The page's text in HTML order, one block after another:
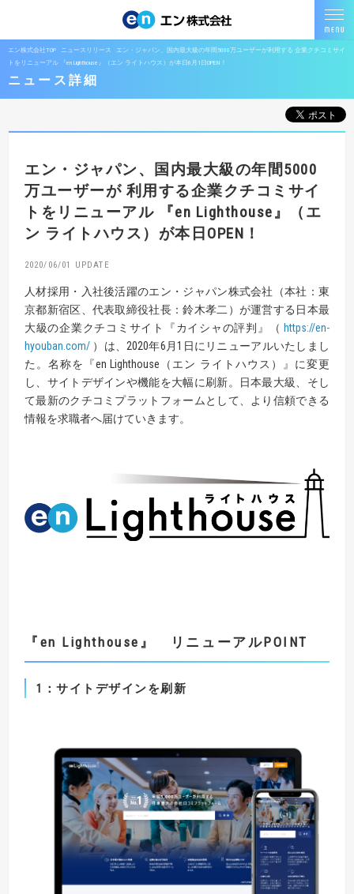
エン株式会社TOP ニュースリリース
エン・ジャパン、国内最大級の年間5000万ユーザーが利用する 企業クチコミサイ
トをリニューアル 『en Lighthouse』（エン ライトハウス）が本日6月1日OPEN！
ニュース詳細
エン・ジャパン、国内最大級の年間5000
万ユーザーが 利用する企業クチコミサイ
トをリニューアル
『en Lighthouse』（エ
ン ライトハウス）が本日OPEN！
2020/06/01
人材採用・入社後活躍のエン・ジャパン株式会社（本社：東
京都新宿区、代表取締役社長：鈴木孝二）が運営する日本最
大級の企業クチコミサイト『カイシャの評判』（ https://en-
hyouban.com/ ）は、2020年6月1日にリニューアルいたしまし
た。名称を『en Lighthouse（エン ライトハウス）』に変更
し、サイトデザインや機能を大幅に刷新。日本最大級、そし
て最新のクチコミプラットフォームとして、より信頼できる
情報を求職者へ届けていきます。
『 en Lighthouse』 リニューアルPOINT
1： サイトデザインを刷新